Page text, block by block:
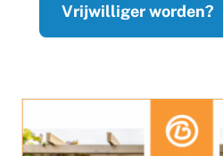
Vrijwilliger worden?